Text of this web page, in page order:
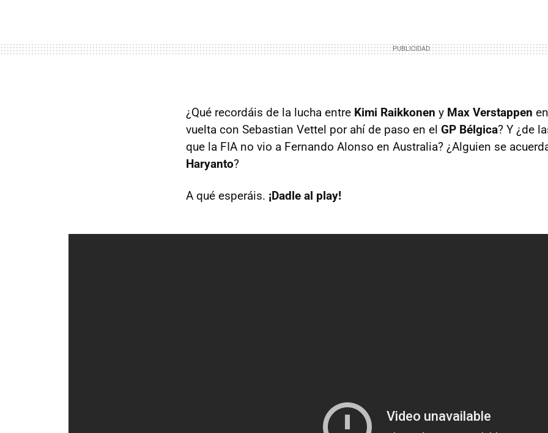
¿Qué recordáis de la lucha entre Kimi Raikkonen y Max Verstappen
vuelta con Sebastian Vettel por ahí de paso en el GP Bélgica? Y ¿de
que la FIA no vio a Fernando Alonso en Australia? ¿Alguien se
Haryanto?
A qué esperáis. ¡Dadle al play!